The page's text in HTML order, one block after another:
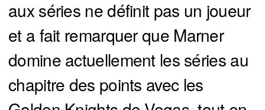
aux séries ne définit pas un joueur
et a fait remarquer que Marner
domine actuellement les séries au
chapitre des points avec les